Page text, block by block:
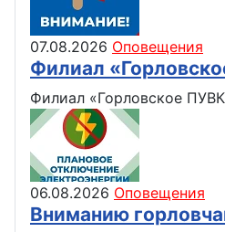
07.08.2026 Оповещения
Филиал
Филиал «Горловское
06.08.2026 Оповещения
Вниманию